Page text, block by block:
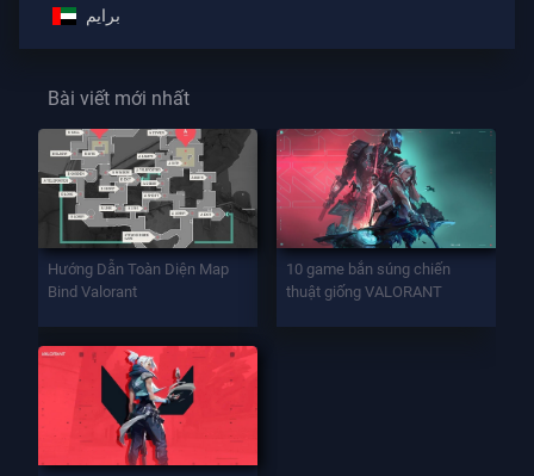
برايم
Bài viết mới nhất
Hướng Dẫn Toàn Diện Map
Bind Valorant
10 game bắn súng chiến
thuật giống VALORANT